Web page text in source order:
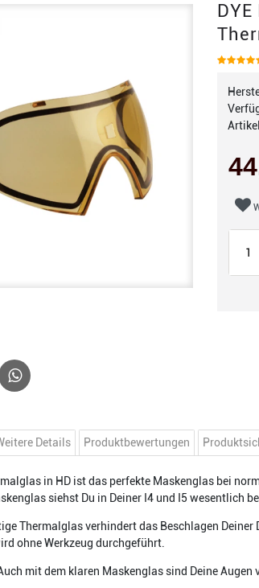
Details Produktbewertungen
in HD ist das perfekte Maskenglas bei
siehst Du in Deiner I4 und I5 wesentlich
Thermalglas verhindert das Beschlagen
ohne Werkzeug durchgeführt.
mit dem klaren Maskenglas sind Deine